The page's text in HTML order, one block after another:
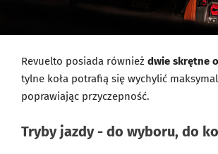
Revuelto posiada również dwie skrętne
tylne koła potrafią się wychylić
poprawiając przyczepność.
Tryby jazdy - do wyboru, do